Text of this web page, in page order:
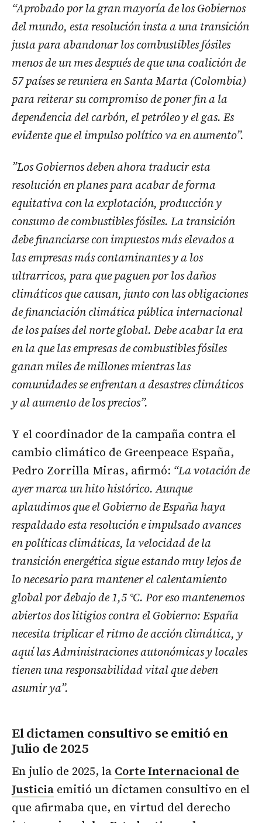
“Aprobado por la gran mayoría de los Gobiernos
del mundo, esta resolución insta a una transición
justa para abandonar los combustibles fósiles
menos de un mes después de que una coalición de
57 países se reuniera en Santa Marta (Colombia)
para reiterar su compromiso de poner fin a la
dependencia del carbón, el petróleo y el gas. Es
evidente que el impulso político va en aumento”.
”Los Gobiernos deben ahora traducir esta
resolución en planes para acabar de forma
equitativa con la explotación, producción y
consumo de combustibles fósiles. La transición
debe financiarse con impuestos más elevados a
las empresas más contaminantes y a los
ultrarricos, para que paguen por los daños
climáticos que causan, junto con las obligaciones
de financiación climática pública internacional
de los países del norte global. Debe acabar la era
en la que las empresas de combustibles fósiles
ganan miles de millones mientras las
comunidades se enfrentan a desastres climáticos
y al aumento de los precios”.
Y el coordinador de la campaña contra el
cambio climático de Greenpeace España,
Pedro Zorrilla Miras, afirmó: “La votación de
ayer marca un hito histórico. Aunque
aplaudimos que el Gobierno de España haya
respaldado esta resolución e impulsado avances
en políticas climáticas, la velocidad de la
transición energética sigue estando muy lejos de
lo necesario para mantener el calentamiento
global por debajo de 1,5 °C. Por eso mantenemos
abiertos dos litigios contra el Gobierno: España
necesita triplicar el ritmo de acción climática, y
aquí las Administraciones autonómicas y locales
tienen una responsabilidad vital que deben
asumir ya”.
El dictamen consultivo se emitió en
Julio de 2025
En julio de 2025, la Corte Internacional de
Justicia emitió un dictamen consultivo en el
que afirmaba que, en virtud del derecho